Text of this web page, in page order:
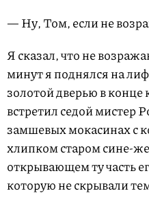
— Ну, Том, если не
Я сказал, что не
минут я поднялся на
золотой дверью в
встретил седой мистер
замшевых мокасинах
хлипком старом сине-
открывающем ту часть
которую не скрывали